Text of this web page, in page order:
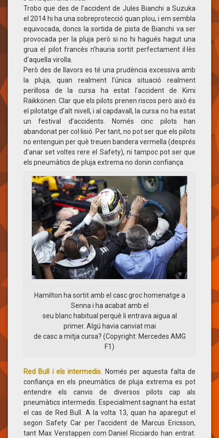
Trobo que des de l’accident de Jules Bianchi a Suzuka
el 2014 hi ha una sobreprotecció quan plou, i em sembla
equivocada, doncs la sortida de pista de Bianchi va ser
provocada per la pluja però si no hi hagués hagut una
grua el pilot francès n’hauria sortit perfectament il·lès
d’aquella virolla.
Però des de llavors es té una prudència excessiva amb
la pluja, quan realment l’única situació realment
perillosa de la cursa ha estat l’accident de Kimi
Räikkönen. Clar que els pilots prenen riscos però això és
el pilotatge d’alt nivell, i al capdavall, la cursa no ha estat
un festival d’accidents. Només cinc pilots han
abandonat per col·lisió. Per tant, no pot ser que els pilots
no entenguin per què treuen bandera vermella (després
d’anar set voltes rere el Safety), ni tampoc pot ser que
els pneumàtics de pluja extrema no donin confiança.
Hamilton ha sortit amb el casc groc homenatge a
Senna i ha acabat amb el
seu blanc habitual perquè li entrava aigua al
primer. Algú havia canviat mai
de casc a mitja cursa? (Copyright: Mercedes AMG
F1)
Red Bull i els intermedis. Només per aquesta falta de
confiança en els pneumàtics de pluja extrema es pot
entendre els canvis de diversos pilots cap als
pneumàtics intermedis. Especialment sagnant ha estat
el cas de Red Bull. A la volta 13, quan ha aparegut el
segon Safety Car per l’accident de Marcus Ericsson,
tant Max Verstappen com Daniel Ricciardo han entrat.